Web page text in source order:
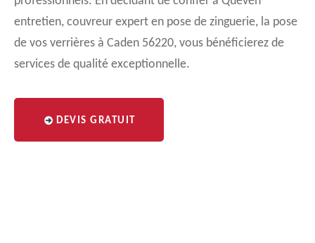
entretien, couvreur expert en pose de zinguerie, la pose
de vos verrières à Caden 56220, vous bénéficierez de
services de qualité exceptionnelle.
DEVIS GRATUIT